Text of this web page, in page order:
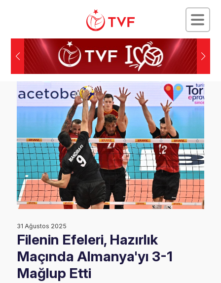
31 Ağustos 2025
Filenin Efeleri, Hazırlık
Maçında Almanya'yı 3-1
Mağlup Etti